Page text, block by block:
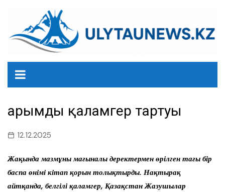
содержанию
Қарымды қаламгер тартуы
12.12.2025
Жақында мазмұны мағыналы деректермен өрілген тағы бір
баспа өнімі кітап қорын толықтырды. Нақтырақ
айтқанда, белгілі қаламгер, Қазақстан Жазушылар